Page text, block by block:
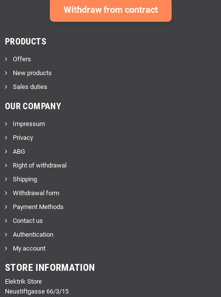
Withdraw from contract
PRODUCTS
Offers
New products
Sales duties
OUR COMPANY
Impressum
Privacy
ABG
Right of withdrawal
Shipping
Withdrawal form
Payment Methods
Contact us
Authentication
My account
STORE INFORMATION
Elektrik Store
Neustiftgasse 66/3/15